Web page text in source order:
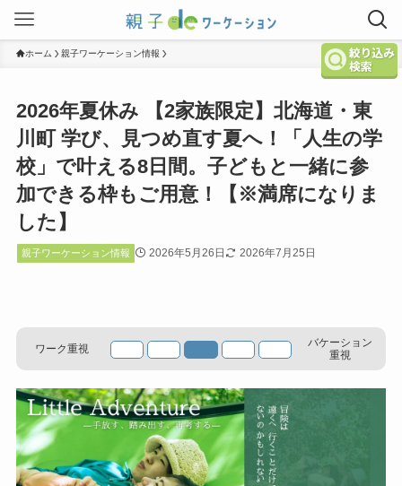
ホーム 親子ワーケーション情報
2026年夏休み 【2家族限定】北海道・東
川町 学び、見つめ直す夏へ！「人生の学
校」で叶える8日間。子どもと一緒に参
加できる枠もご用意！【※満席になりま
した】
親子ワーケーション情報 2026年5月26日 2026年7月25日
ワーク重視
バケーション
重視